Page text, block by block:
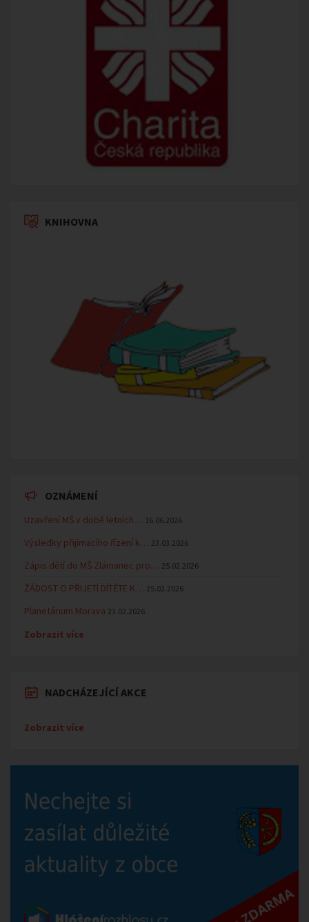
KNIHOVNA
OZNÁMENÍ
Uzavření MŠ v době letních… 16.06.2026
Výsledky přijímacího řízení k… 23.03.2026
Zápis dětí do MŠ Zlámanec pro… 25.02.2026
ŽÁDOST O PŘIJETÍ DÍTĚTE K… 25.02.2026
Planetárium Morava 23.02.2026
Zobrazit více
NADCHÁZEJÍCÍ AKCE
Zobrazit více